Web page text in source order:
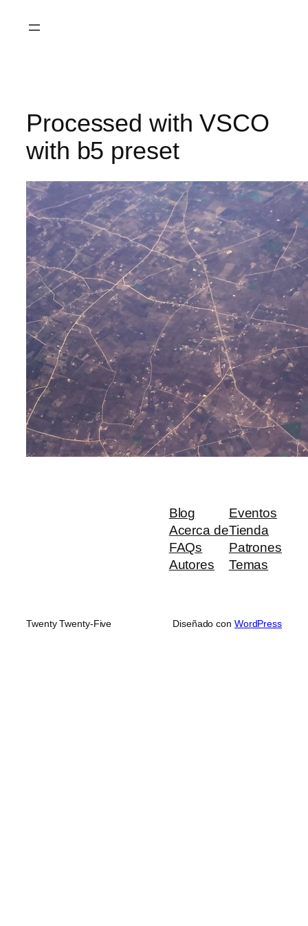
Processed with VSCO
with b5 preset
Blog
Acerca de
FAQs
Autores
Eventos
Tienda
Patrones
Temas
Twenty Twenty-Five Diseñado con WordPress